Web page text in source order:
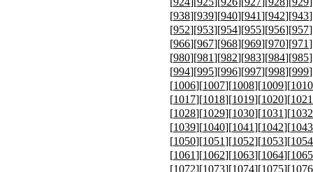
[938][939][940][941][942][943
[952][953][954][955][956][957
[966][967][968][969][970][971
[980][981][982][983][984][985
[994][995][996][997][998][999
[1006][1007][1008][1009][1010
[1017][1018][1019][1020][1021
[1028][1029][1030][1031][1032
[1039][1040][1041][1042][1043
[1050][1051][1052][1053][1054
[1061][1062][1063][1064][1065
[1072][1073][1074][1075][1076